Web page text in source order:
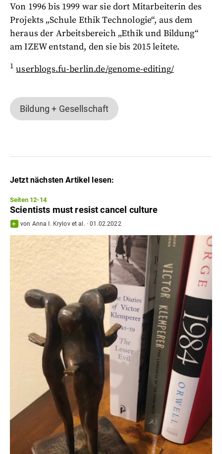
Von 1996 bis 1999 war sie dort Mitarbeiterin des
Projekts „Schule Ethik Technologie“, aus dem
heraus der Arbeitsbereich „Ethik und Bildung“
am IZEW entstand, den sie bis 2015 leitete.
1userblogs.fu-berlin.de/genome-editing/
Bildung + Gesellschaft
Jetzt nächsten Artikel lesen:
Seiten 12-14
Scientists must resist cancel culture
von Anna I. Krylovet al. ·01.02.2022